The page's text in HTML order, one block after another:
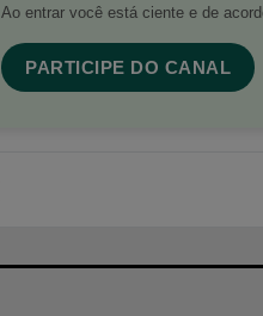
Ao entrar você está ciente e de
PARTICIPE DO CANAL